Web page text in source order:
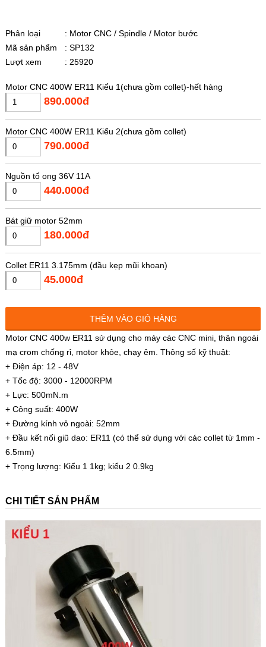
Phân loại
: Motor CNC / Spindle / Motor bước
Mã sản phẩm
: SP132
Lượt xem
: 25920
Motor CNC 400W ER11 Kiểu 1(chưa gồm collet)-hết hàng
890.000đ
Motor CNC 400W ER11 Kiểu 2(chưa gồm collet)
790.000đ
Nguồn tổ ong 36V 11A
440.000đ
Bát giữ motor 52mm
180.000đ
Collet ER11 3.175mm (đầu kẹp mũi khoan)
45.000đ
Collet ER11 4.0mm (đầu kẹp mũi khoan)
Collet ER11 5.0mm (đầu kẹp mũi khoan)
45.000đ
Collet ER11 6mm (đầu kẹp khoan)
45.000đ
Collet ER11 6.35mm (đầu kẹp mũi khoan)
45.000đ
THÊM VÀO GIỎ HÀNG
Motor CNC 400w ER11 sử dụng cho máy các CNC mini, thân ngoài
mạ crom chống rỉ, motor khỏe, chạy êm. Thông số kỹ thuật:
+ Điện áp: 12 - 48V
+ Tốc độ: 3000 - 12000RPM
+ Lực: 500mN.m
+ Công suất: 400W
+ Đường kính vỏ ngoài: 52mm
+ Đầu kết nối giũ dao: ER11 (có thể sử dụng với các collet từ 1mm -
6.5mm)
+ Trọng lượng: Kiểu 1 1kg; kiểu 2 0.9kg
CHI TIẾT SẢN PHẨM